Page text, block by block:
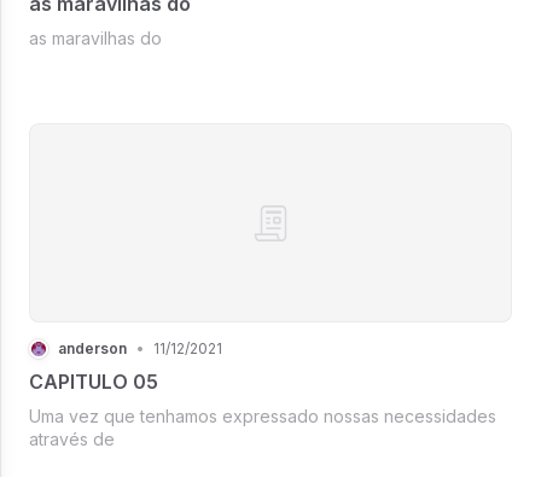
as maravilhas do
anderson • 11/12/2021
CAPITULO 05
Uma vez que tenhamos expressado nossas necessidades
através de